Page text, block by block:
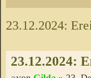
23.12.2024:
23.12.2024: